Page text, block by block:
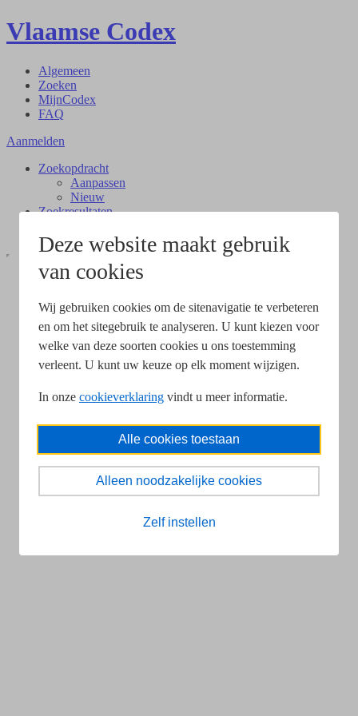
Deze website maakt gebruik
van cookies
Wij gebruiken cookies om de sitenavigatie te verbeteren
en om het sitegebruik te analyseren. U kunt kiezen voor
welke van deze soorten cookies u ons toestemming
verleent. U kunt uw keuze op elk moment wijzigen.
In onze cookieverklaring vindt u meer informatie.
Alle cookies toestaan
Alleen noodzakelijke cookies
Zelf instellen
Vlaamse Codex
Algemeen
Zoeken
MijnCodex
FAQ
Aanmelden
Zoekopdracht
Aanpassen
Nieuw
Zoekresultaten